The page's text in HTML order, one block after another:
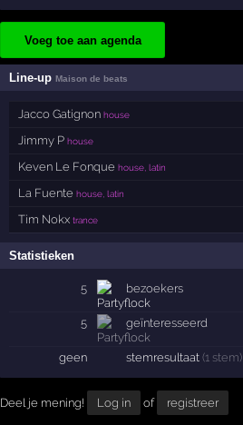
Voeg toe aan agenda
Line-upMaison de beats
Jacco Gatignon house
Jimmy P house
Keven Le Fonque house, latin
La Fuente house, latin
Tim Nokx trance
Statistieken
5 bezoekers
5 geïnteresseerd
geen stemresultaat(1 stem)
Deel je mening! Log in of registreer